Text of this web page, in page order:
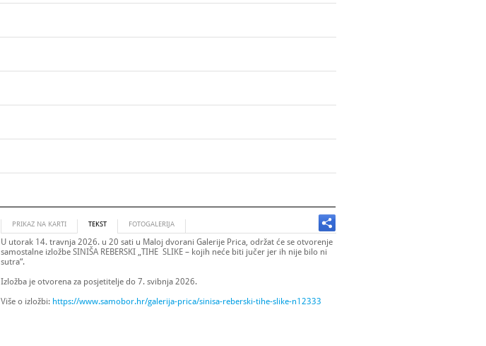
PRIKAZ NA KARTI TEKST FOTOGALERIJA
U utorak 14. travnja 2026. u 20 sati u Maloj dvorani Galerije Prica, održat će se otvorenje
samostalne izložbe SINIŠA REBERSKI „TIHE SLIKE – kojih neće biti jučer jer ih nije bilo ni
sutra“.
Izložba je otvorena za posjetitelje do 7. svibnja 2026.
Više o izložbi: https://www.samobor.hr/galerija-prica/sinisa-reberski-tihe-slike-n12333